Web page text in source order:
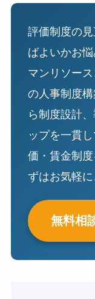
評価制度の
ばよいかお
マンリソー
の人事制度
ら制度設計
ップを一貫
価・賃金制
ずはお気軽に
無料相